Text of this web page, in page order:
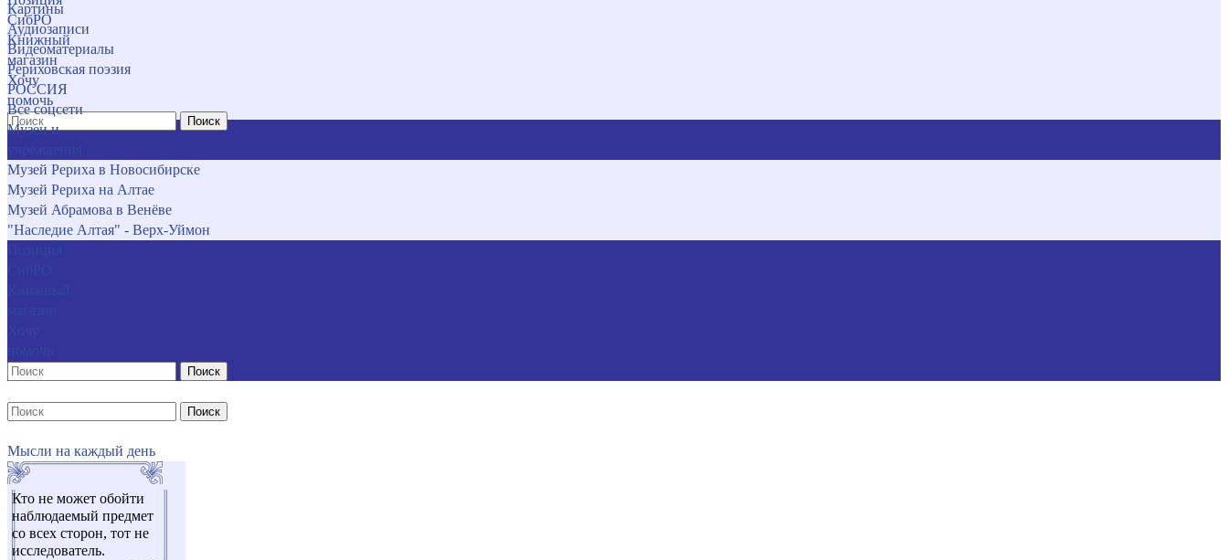
СибРО
Книжный
магазин
Хочу
помочь
Поиск
Картины
Аудиозаписи
Видеоматериалы
Рериховская поэзия
РОССИЯ
Все соцсети
Музеи и
Музей Рериха в Новосибирске
Музей Рериха на Алтае
Музей Абрамова в Венёве
"Наследие Алтая" - Верх-Уймон
Поиск
Поиск
Мысли на каждый день
Кто не может обойти
наблюдаемый предмет
со всех сторон, тот не
исследователь.